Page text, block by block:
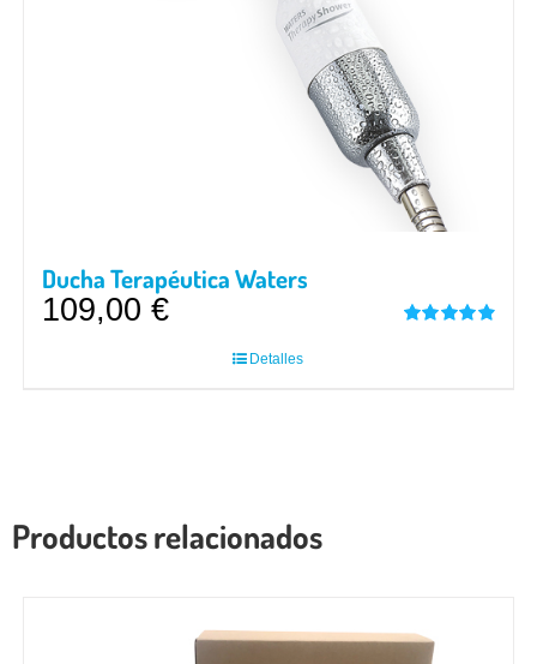
Ducha Terapéutica Waters
109,00 €
Detalles
Productos relacionados